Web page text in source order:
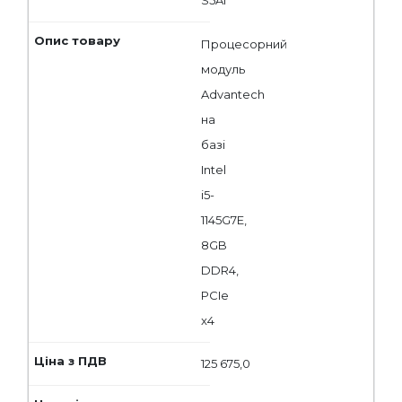
Процесорний
модуль
Advantech
на
базі
Intel
i5-
1145G7E,
8GB
DDR4,
PCIe
x4
125 675,0